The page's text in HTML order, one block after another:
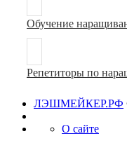
Обучение
Репетиторы по
ЛЭШМЕЙКЕР.РФ
О сайте